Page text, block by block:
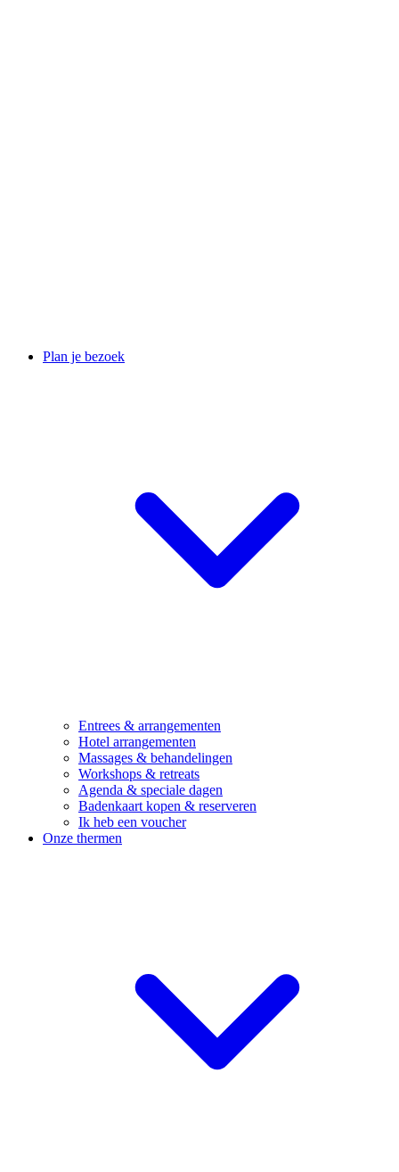
Plan je bezoek
Entrees & arrangementen
Hotel arrangementen
Massages & behandelingen
Workshops & retreats
Agenda & speciale dagen
Badenkaart kopen & reserveren
Ik heb een voucher
Onze thermen